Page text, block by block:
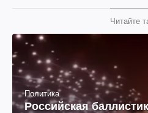
Читайте
Политика
Российская